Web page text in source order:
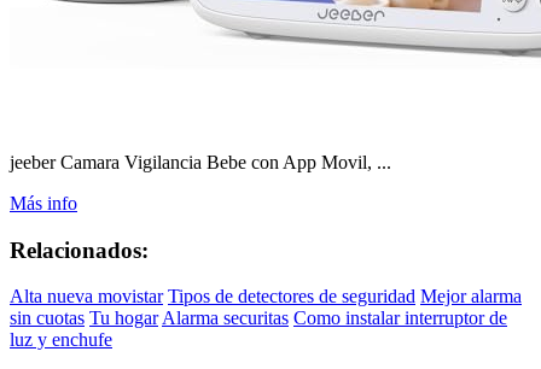
jeeber Camara Vigilancia Bebe con App Movil, ...
Más info
Relacionados:
Alta nueva movistar Tipos de detectores de seguridad Mejor alarma
sin cuotas Tu hogar Alarma securitas Como instalar interruptor de
luz y enchufe